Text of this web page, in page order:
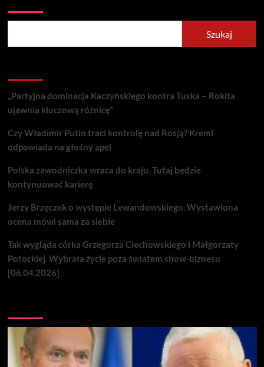
Szukaj
„Partyjna dominacja Kaczyńskiego kontra Tuska – Rokita
ujawnia kluczową różnicę”
Czy Władimir Putin traci kontrolę nad Rosją? Kreml
odpowiada na głośny apel
Polska zawodniczka wraca do kraju. Tutaj będzie
kontynuować karierę
Jerzy Brzęczek o występie Lewandowskiego. Wystawiona
ocena mówi sama za siebie
Tak wygląda córka Grzegorza Ciechowskiego i Małgorzaty
Potockiej. Wybrała życie poza światem show-biznesu
[06.04.2026]